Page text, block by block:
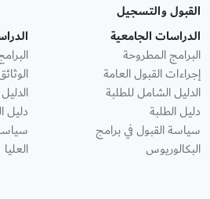
القبول والتسجيل
الدراسات الجامعية
البرامج المطروحة
إجراءات القبول العامة
الدليل الشامل للطلبة
دليل الطلبة
سياسة القبول في برامج
البكالوريوس
دليل
العليا